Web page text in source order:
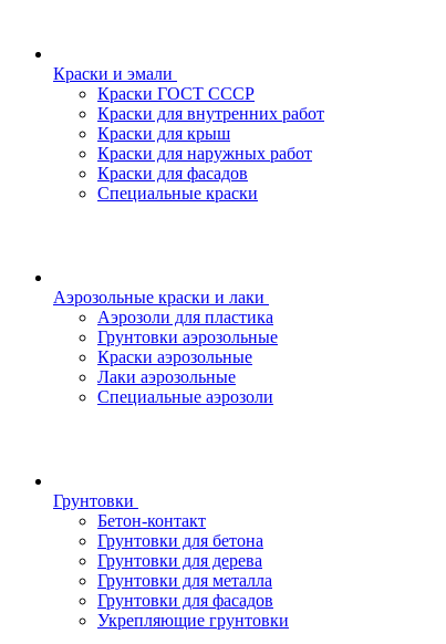
Краски и эмали
Краски ГОСТ СССР
Краски для внутренних работ
Краски для крыш
Краски для наружных работ
Краски для фасадов
Специальные краски
Аэрозольные краски и лаки
Аэрозоли для пластика
Грунтовки аэрозольные
Краски аэрозольные
Лаки аэрозольные
Специальные аэрозоли
Грунтовки
Бетон-контакт
Грунтовки для бетона
Грунтовки для дерева
Грунтовки для металла
Грунтовки для фасадов
Укрепляющие грунтовки